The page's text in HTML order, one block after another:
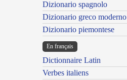
Dizionario spagnolo
Dizionario greco moderno
Dizionario piemontese
En français
Dictionnaire Latin
Verbes italiens